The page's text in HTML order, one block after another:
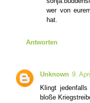
wer von
hat.
Antworten
Unknown 9.
Klingt
bloße